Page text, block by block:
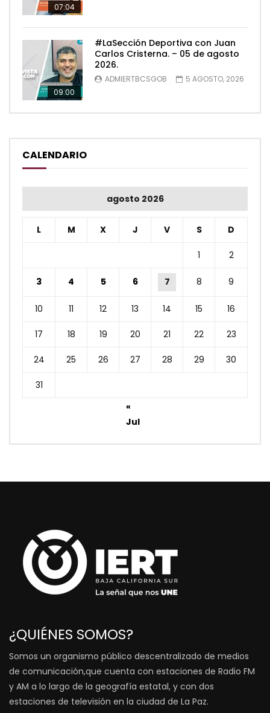
07:04
09:00
#LaSección Deportiva con Juan
Carlos Cristerna. – 05 de agosto
2026.
ADMIERTBCSGOB 5 AGOSTO, 2026
CALENDARIO
agosto 2026
L M X J V S D
1 2
3 4 5 6 7 8 9
10 11 12 13 14 15 16
17 18 19 20 21 22 23
24 25 26 27 28 29 30
31
«
Jul
¿QUIÉNES SOMOS?
Somos un organismo público descentralizado de medios
de comunicación,que cuenta con estaciones de Radio FM
y AM a lo largo de la geografía estatal, y con dos
estaciones de televisión en la ciudad de La Paz.